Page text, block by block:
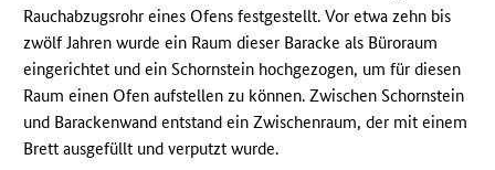
Rauchabzugsrohr eines Ofens festgestellt. Vor etwa zehn bis
zwölf Jahren wurde ein Raum dieser Baracke als Büroraum
eingerichtet und ein Schornstein hochgezogen, um für diesen
Raum einen Ofen aufstellen zu können. Zwischen Schornstein
und Barackenwand entstand ein Zwischenraum, der mit einem
Brett ausgefüllt und verputzt wurde.